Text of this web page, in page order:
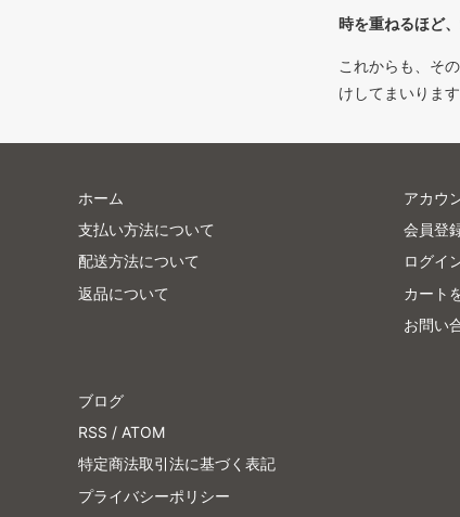
時を重ねるほど
これからも、そ
けしてまいります
ホーム
支払い方法について
配送方法について
返品について
アカウ
会員登
ログイ
カート
お問い
ブログ
RSS / ATOM
特定商法取引法に基づく表記
プライバシーポリシー